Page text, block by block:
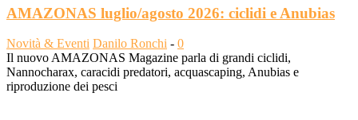
AMAZONAS luglio/agosto 2026: ciclidi e Anubias
Novità & Eventi Danilo Ronchi - 0
Il nuovo AMAZONAS Magazine parla di grandi ciclidi,
Nannocharax, caracidi predatori, acquascaping, Anubias e
riproduzione dei pesci